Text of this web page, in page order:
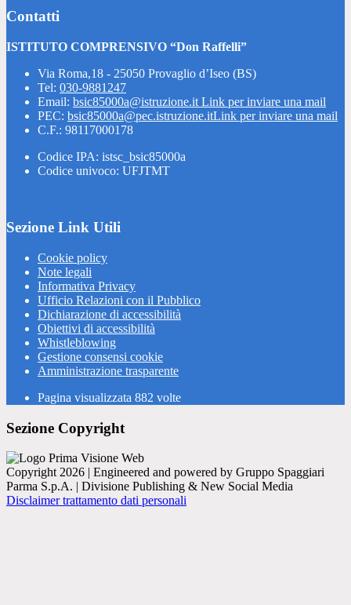
Contatti
ISTITUTO COMPRENSIVO “Don Raffelli”
Via Roma,18 - 25050 Provaglio d’Iseo (BS)
Tel: 030-9881247
Email: bsic85000a@istruzione.it Link per inviare una mail
PEC: bsic85000a@pec.istruzione.itLink per inviare una mail
C.F.: 98117000178
Codice IPA: istsc_bsic85000a
Codice univoco: UFJTMT
Sezione Link Utili
Cookie policy
Note legali
Informativa Privacy
Ufficio Relazioni con il Pubblico
Dichiarazione di accessibilità
Obiettivi di accessibilità
Whistleblowing
Gestione consensi cookie
Amministrazione trasparente
Pagina visualizzata 882 volte
Sezione Copyright
Copyright 2026 | Engineered and powered by Gruppo Spaggiari
Parma S.p.A. | Divisione Publishing & New Social Media
Disclaimer trattamento dati personali